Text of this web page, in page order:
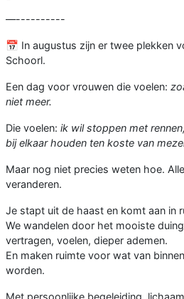
—----------
📅 In augustus zijn er twee plekken
Schoorl.
Een dag voor vrouwen die voelen:
niet meer.
Die voelen: ik wil stoppen met
bij elkaar houden ten koste van
Maar nog niet precies weten hoe.
veranderen.
Je stapt uit de haast en komt aan in
We wandelen door het mooiste
vertragen, voelen, dieper ademen.
En maken ruimte voor wat van
worden.
Met persoonlijke begeleiding,